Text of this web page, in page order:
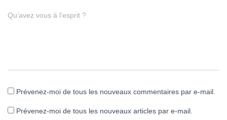
Qu’avez vous à l’esprit ?
Prévenez-moi de tous les nouveaux commentaires par e-mail.
Prévenez-moi de tous les nouveaux articles par e-mail.